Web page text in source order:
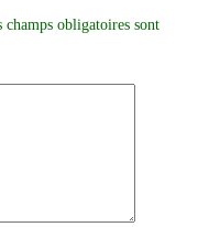
champs obligatoires sont